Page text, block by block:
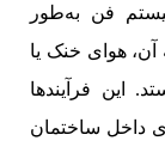
فن به‌طور
هوای خنک یا
این فرآیندها
داخل ساختمان